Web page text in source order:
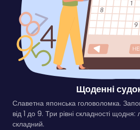
Щоденні
Славетна японська головоломка.
від 1 до 9. Три рівні складності щодня:
складний.